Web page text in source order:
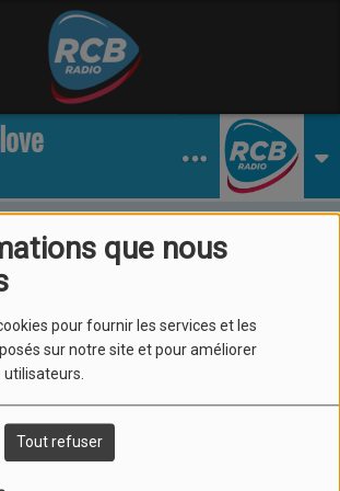
que nous
pour fournir les services et les
sur notre site et pour améliorer
utilisateurs.
Tout refuser
de votre été Luiza
on en parle ici